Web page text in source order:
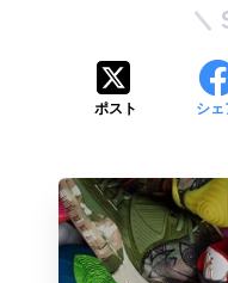
ポスト シェ